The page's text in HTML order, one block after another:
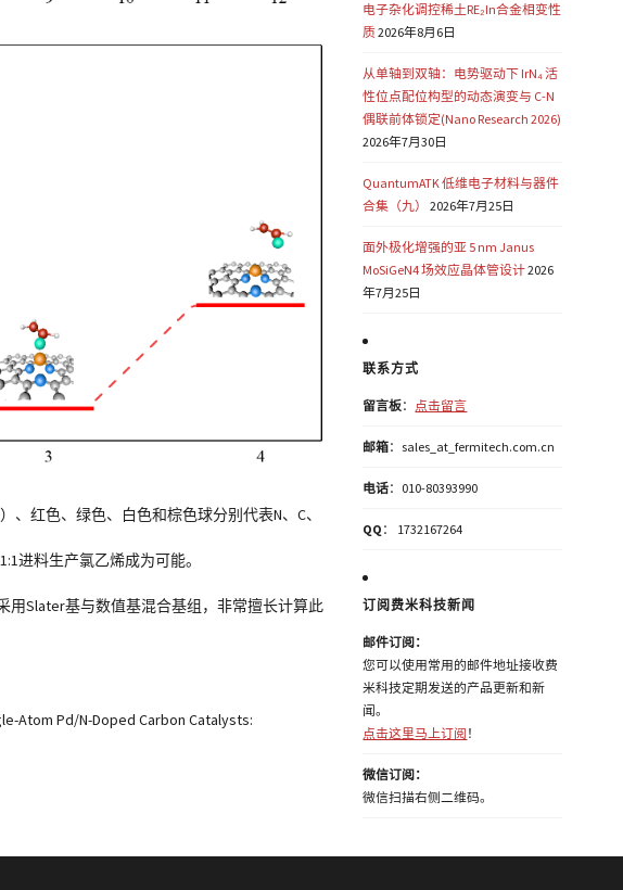
、红色、绿色、白色和棕色球分别代表N、C、
进料生产氯乙烯成为可能。
用Slater基与数值基混合基组，非常擅长计算此
Atom Pd/N-Doped Carbon Catalysts:
电子杂化调控稀土RE₂In合金相变性
质2026年8月6日
从单轴到双轴：电势驱动下 IrN₄ 活
性位点配位构型的动态演变与 C-N
偶联前体锁定(Nano Research 2026)
2026年7月30日
QuantumATK 低维电子材料与器件
合集（九）
2026年7月25日
面外极化增强的亚 5 nm Janus
MoSiGeN4 场效应晶体管设计2026
年7月25日
联系方式
留言板： 点击留言
邮箱：sales_at_fermitech.com.cn
电话：010-80393990
QQ ： 1732167264
订阅费米科技新闻
邮件订阅：
您可以使用常用的邮件地址接收费
米科技定期发送的产品更新和新
闻。
点击这里马上订阅 ！
微信订阅：
微信扫描右侧二维码。